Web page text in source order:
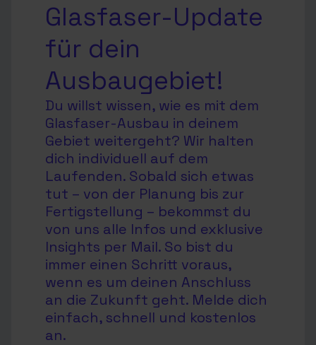
Glasfaser-Update
für dein
Ausbaugebiet!
Du willst wissen, wie es mit dem
Glasfaser-Ausbau in deinem
Gebiet weitergeht? Wir halten
dich individuell auf dem
Laufenden. Sobald sich etwas
tut – von der Planung bis zur
Fertigstellung – bekommst du
von uns alle Infos und exklusive
Insights per Mail. So bist du
immer einen Schritt voraus,
wenn es um deinen Anschluss
an die Zukunft geht. Melde dich
einfach, schnell und kostenlos
an.